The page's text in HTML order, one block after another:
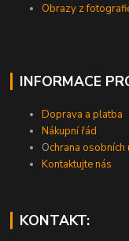
Obrazy z
INFORMACE
Doprava a platba
Nákupní řád
Ochrana osobních
Kontaktujte nás
KONTAKT: